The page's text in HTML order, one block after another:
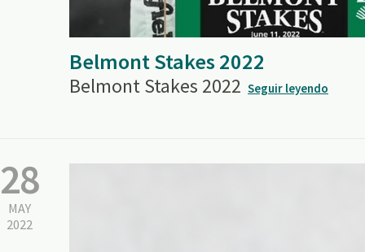
Belmont Stakes 2022
Belmont Stakes 2022 Seguir leyendo
28
MAY
2022